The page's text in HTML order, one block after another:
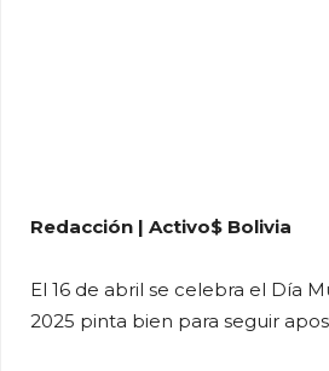
Redacción | Activo$ Bolivia
El 16 de abril se celebra el Día
2025 pinta bien para seguir